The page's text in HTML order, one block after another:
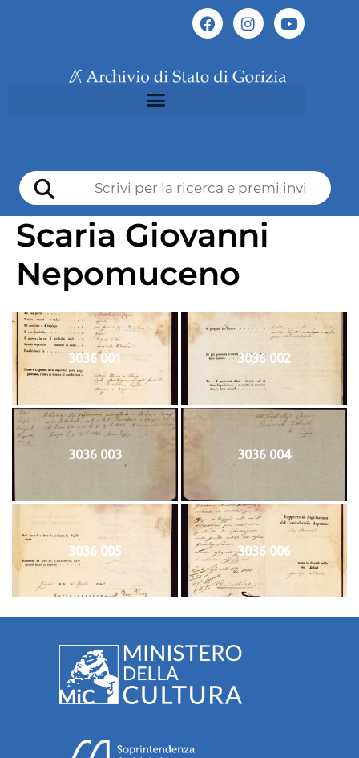
Scaria Giovanni
Nepomuceno
3036 001 3036 002
3036 003 3036 004
3036 005 3036 006